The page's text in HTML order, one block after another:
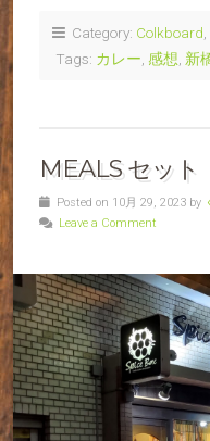
Category: Colkboard
Tags: カレー 感想 新
MEALS セッ
Posted on 10月 29, 2023 by
Leave a Comment